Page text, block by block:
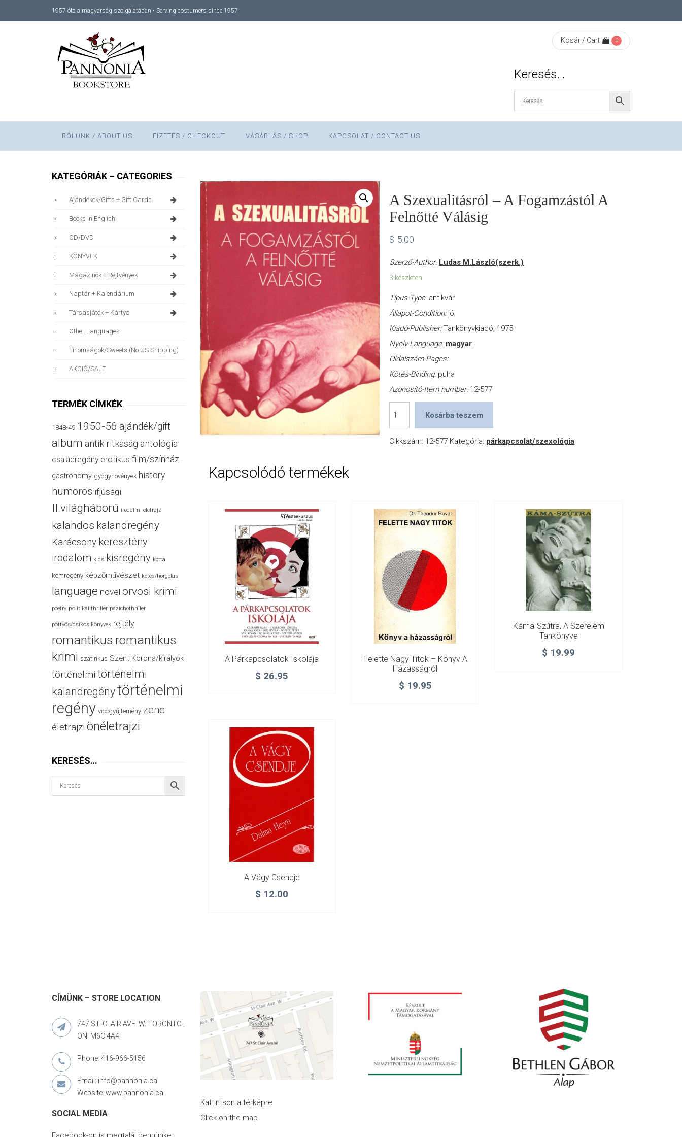
1957 óta a magyarság szolgálatában • Serving costumers since 1957
Kosár / Cart 0
Keresés…
RÓLUNK / ABOUT US FIZETÉS / CHECKOUT VÁSÁRLÁS / SHOP KAPCSOLAT / CONTACT US
A Szexualitásról – A Fogamzástól A
Felnőtté Válásig
$ 5.00
Szerző-Author: Ludas M.László(szerk.)
3 készleten
Típus-Type: antikvár
Állapot-Condition: jó
Kiadó-Publisher:Tankönyvkiadó, 1975
Nyelv-Language: magyar
Oldalszám-Pages:
Kötés-Binding: puha
Azonosító-Item number: 12-577
-
válásig
mennyiség
Kosárba teszem
Cikkszám: 12-577 Kategória: párkapcsolat/szexológia
Kapcsolódó termékek
A Párkapcsolatok Iskolája
$ 26.95
Felette Nagy Titok – Könyv A
Házasságról
$ 19.95
Káma-Szútra, A Szerelem
Tankönyve
$ 19.99
A Vágy Csendje
$ 12.00
KATEGÓRIÁK – CATEGORIES
Ajándékok/gifts + Gift Cards
Books In English
CD/DVD
KÖNYVEK
Magazinok + Rejtvények
Naptár + Kalendárium
Társasjáték + Kártya
Other Languages
Finomságok/sweets (no US Shipping)
AKCIÓ/SALE
TERMÉK CÍMKÉK
1848-49 1950-56 ajándék/gift
album antik ritkaság antológia
családregény erotikus film/színház
gastronomy gyógynövények history
humoros ifjúsági
II.világháború irodalmi életrajz
kalandos kalandregény
Karácsony keresztény
irodalom kids kisregény kotta
kémregény képzőművészet kötés/horgolás
language novel orvosi krimi
poetry politikai thriller pszichothriller
pöttyös/csíkos könyvek rejtély
romantikus romantikus
krimi szatirikus Szent Korona/királyok
történelmi történelmi
kalandregénytörténelmi
regény viccgyűjtemény zene
életrajzi önéletrajzi
KERESÉS…
CÍMÜNK – STORE LOCATION
747 ST. CLAIR AVE. W. TORONTO ,
ON. M6C 4A4
Phone: 416-966-5156
Email: info@pannonia.ca
Website: www.pannonia.ca
SOCIAL MEDIA
Kattintson a térképre
Click on the map